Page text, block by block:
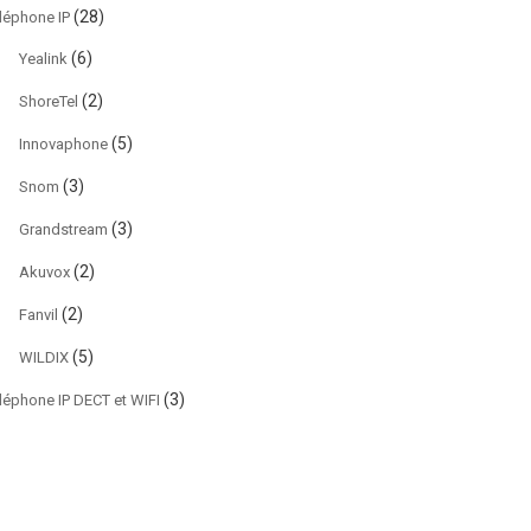
IP (28)
Yealink (6)
ShoreTel (2)
Innovaphone (5)
Snom (3)
Grandstream (3)
Akuvox (2)
Fanvil (2)
WILDIX (5)
IP DECT et WIFI (3)